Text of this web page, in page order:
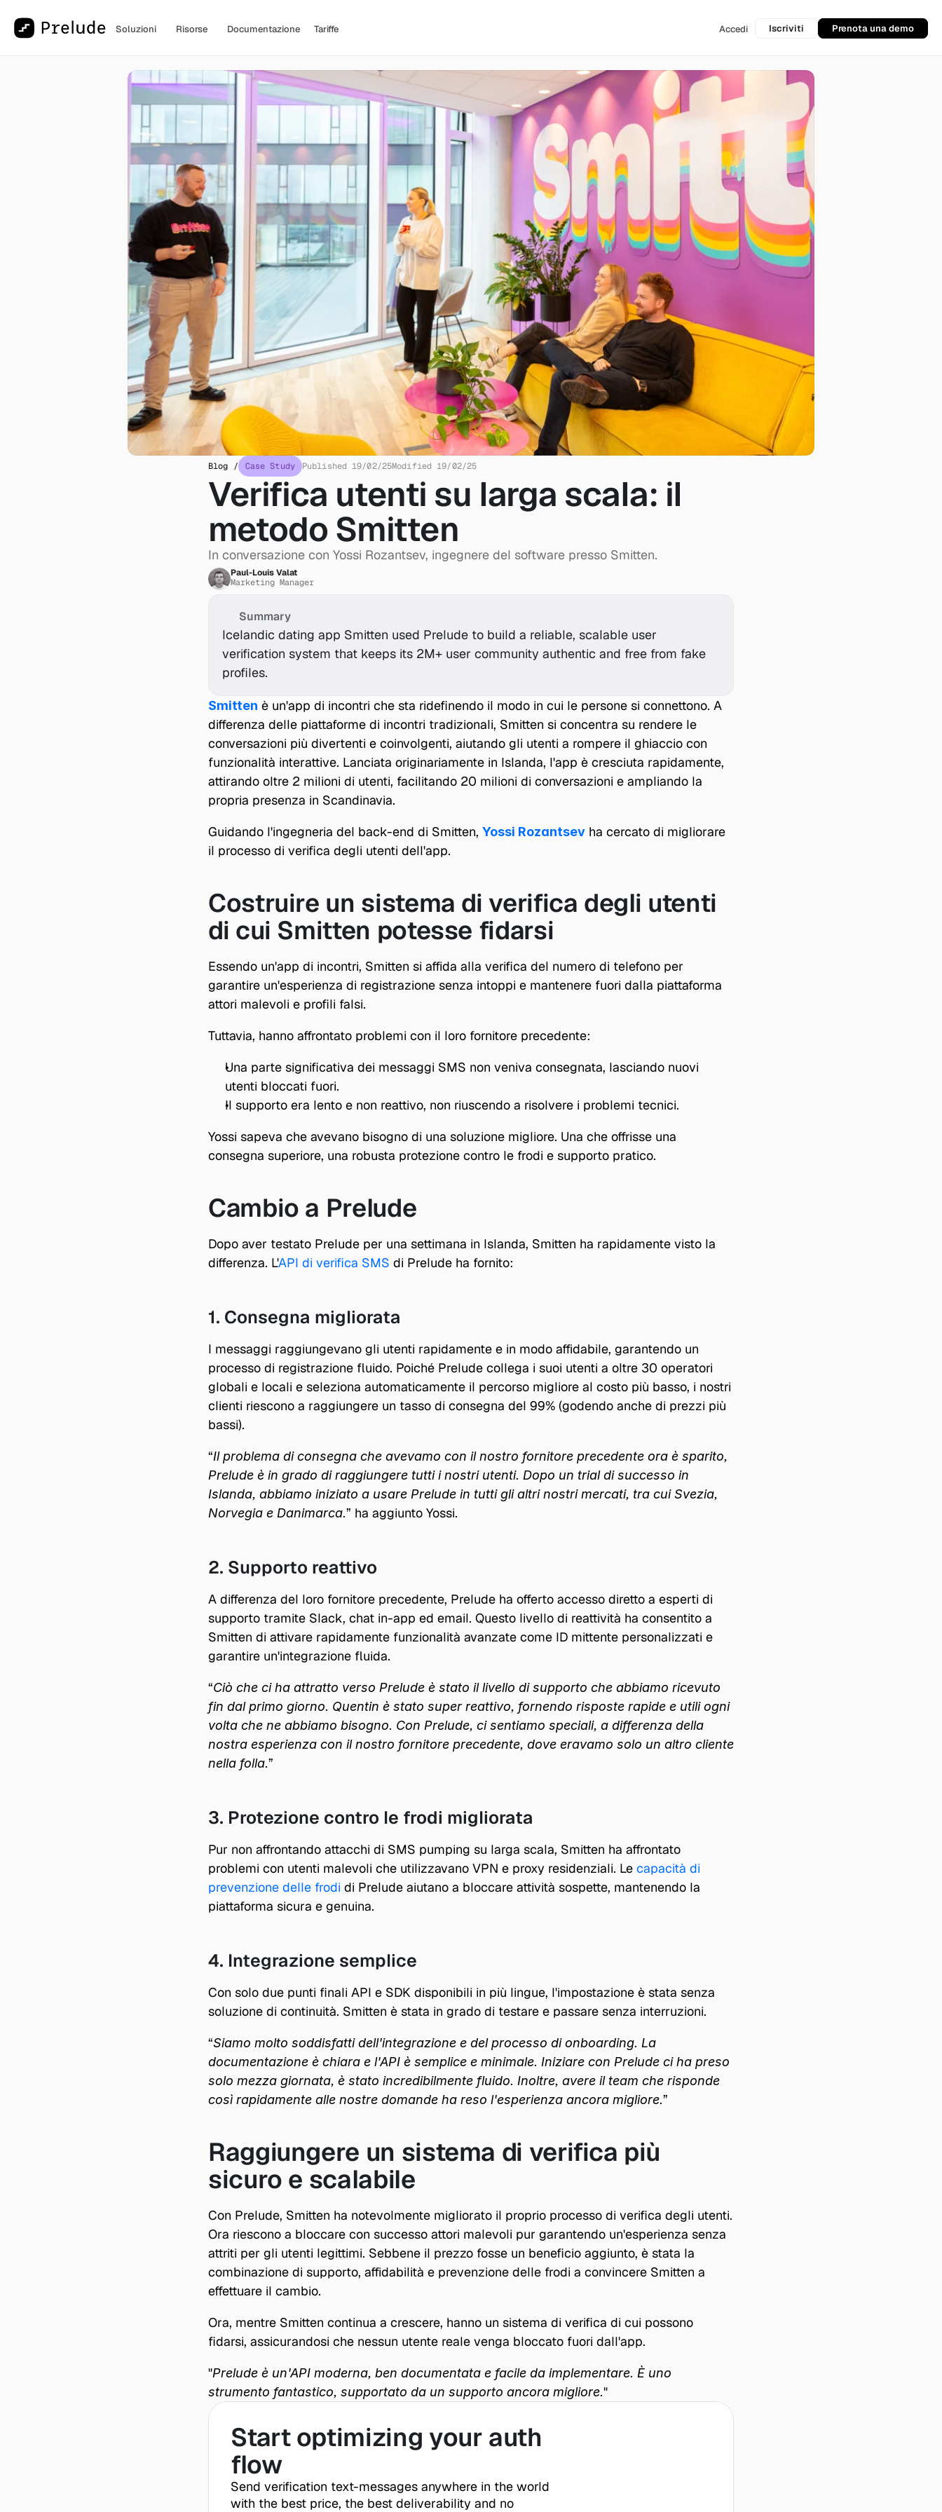
Soluzioni Risorse Documentazione Tariffe Accedi Iscriviti Prenota una demo
Blog / Case Study Published 19/02/25Modified 19/02/25
Verifica utenti su larga scala: il
metodo Smitten
In conversazione con Yossi Rozantsev, ingegnere del software presso Smitten.
Paul-Louis Valat
Marketing Manager
Summary
Icelandic dating app Smitten used Prelude to build a reliable, scalable user
verification system that keeps its 2M+ user community authentic and free from fake
profiles.
Smitten è un'app di incontri che sta ridefinendo il modo in cui le persone si connettono. A
differenza delle piattaforme di incontri tradizionali, Smitten si concentra su rendere le
conversazioni più divertenti e coinvolgenti, aiutando gli utenti a rompere il ghiaccio con
funzionalità interattive. Lanciata originariamente in Islanda, l'app è cresciuta rapidamente,
attirando oltre 2 milioni di utenti, facilitando 20 milioni di conversazioni e ampliando la
propria presenza in Scandinavia.
Guidando l'ingegneria del back-end di Smitten, Yossi Rozantsev ha cercato di migliorare
il processo di verifica degli utenti dell'app.
Costruire un sistema di verifica degli utenti
di cui Smitten potesse fidarsi
Essendo un'app di incontri, Smitten si affida alla verifica del numero di telefono per
garantire un'esperienza di registrazione senza intoppi e mantenere fuori dalla piattaforma
attori malevoli e profili falsi.
Tuttavia, hanno affrontato problemi con il loro fornitore precedente:
Una parte significativa dei messaggi SMS non veniva consegnata, lasciando nuovi
utenti bloccati fuori.
Il supporto era lento e non reattivo, non riuscendo a risolvere i problemi tecnici.
Yossi sapeva che avevano bisogno di una soluzione migliore. Una che offrisse una
consegna superiore, una robusta protezione contro le frodi e supporto pratico.
Cambio a Prelude
Dopo aver testato Prelude per una settimana in Islanda, Smitten ha rapidamente visto la
differenza. L'API di verifica SMS di Prelude ha fornito:
1. Consegna migliorata
I messaggi raggiungevano gli utenti rapidamente e in modo affidabile, garantendo un
processo di registrazione fluido. Poiché Prelude collega i suoi utenti a oltre 30 operatori
globali e locali e seleziona automaticamente il percorso migliore al costo più basso, i nostri
clienti riescono a raggiungere un tasso di consegna del 99% (godendo anche di prezzi più
bassi).
“Il problema di consegna che avevamo con il nostro fornitore precedente ora è sparito,
Prelude è in grado di raggiungere tutti i nostri utenti. Dopo un trial di successo in
Islanda, abbiamo iniziato a usare Prelude in tutti gli altri nostri mercati, tra cui Svezia,
Norvegia e Danimarca.” ha aggiunto Yossi.
2. Supporto reattivo
A differenza del loro fornitore precedente, Prelude ha offerto accesso diretto a esperti di
supporto tramite Slack, chat in-app ed email. Questo livello di reattività ha consentito a
Smitten di attivare rapidamente funzionalità avanzate come ID mittente personalizzati e
garantire un'integrazione fluida.
“Ciò che ci ha attratto verso Prelude è stato il livello di supporto che abbiamo ricevuto
fin dal primo giorno. Quentin è stato super reattivo, fornendo risposte rapide e utili ogni
volta che ne abbiamo bisogno. Con Prelude, ci sentiamo speciali, a differenza della
nostra esperienza con il nostro fornitore precedente, dove eravamo solo un altro cliente
nella folla.”
3. Protezione contro le frodi migliorata
Pur non affrontando attacchi di SMS pumping su larga scala, Smitten ha affrontato
problemi con utenti malevoli che utilizzavano VPN e proxy residenziali. Le capacità di
prevenzione delle frodi di Prelude aiutano a bloccare attività sospette, mantenendo la
piattaforma sicura e genuina.
4. Integrazione semplice
Con solo due punti finali API e SDK disponibili in più lingue, l'impostazione è stata senza
soluzione di continuità. Smitten è stata in grado di testare e passare senza interruzioni.
“Siamo molto soddisfatti dell'integrazione e del processo di onboarding. La
documentazione è chiara e l'API è semplice e minimale. Iniziare con Prelude ci ha preso
solo mezza giornata, è stato incredibilmente fluido. Inoltre, avere il team che risponde
così rapidamente alle nostre domande ha reso l'esperienza ancora migliore.”
Raggiungere un sistema di verifica più
sicuro e scalabile
Con Prelude, Smitten ha notevolmente migliorato il proprio processo di verifica degli utenti.
Ora riescono a bloccare con successo attori malevoli pur garantendo un'esperienza senza
attriti per gli utenti legittimi. Sebbene il prezzo fosse un beneficio aggiunto, è stata la
combinazione di supporto, affidabilità e prevenzione delle frodi a convincere Smitten a
effettuare il cambio.
Ora, mentre Smitten continua a crescere, hanno un sistema di verifica di cui possono
fidarsi, assicurandosi che nessun utente reale venga bloccato fuori dall'app.
"Prelude è un'API moderna, ben documentata e facile da implementare. È uno
strumento fantastico, supportato da un supporto ancora migliore."
Start optimizing your auth
flow
Send verification text-messages anywhere in the world
with the best price, the best deliverability and no